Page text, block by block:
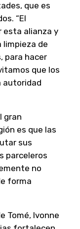
que es
“El
esta alianza y
de
para hacer
que los
autoridad
gran
es que las
sus
parceleros
no
forma
Tomé, Ivonne